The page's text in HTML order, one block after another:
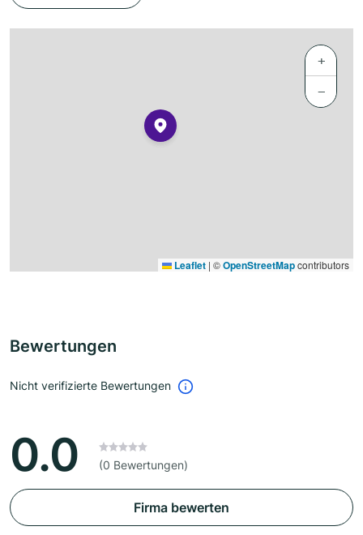
+
−
Leaflet | ©OpenStreetMapcontributors
Bewertungen
Nicht verifizierte Bewertungen
0.0 (0 Bewertungen)
Firma bewerten